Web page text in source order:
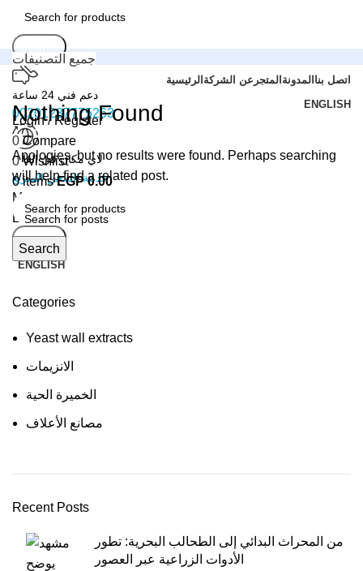
Search
دعم فني 24 ساعة
00201287775263
لاي مكان في العالم
خدمة الشحن السريع
Menu
Login / Register
جميع التصنيفات
الرئيسية عن الشركة المتجر المدونة اتصل بنا
ENGLISH
Login / Register
0 Compare
0Wishlist
0items EGP0.00
Search
ENGLISH
Nothing Found
Apologies, but no results were found. Perhaps searching
will help find a related post.
Search
Categories
Yeast wall extracts
الانزيمات
الخميرة الحية
مصانع الأعلاف
Recent Posts
من المحراث البدائي إلى الطحالب البحرية: تطور
الأدوات الزراعية عبر العصور